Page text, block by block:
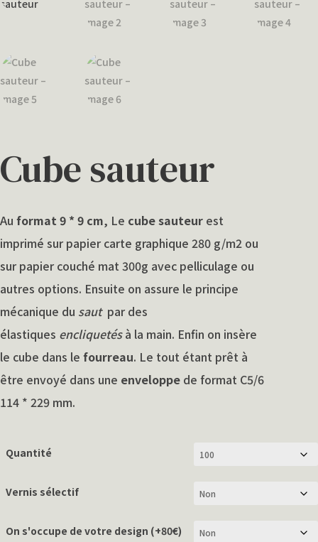
Cube sauteur
Au format 9 * 9 cm, Le cube sauteur est
imprimé sur papier carte graphique 280 g/m2 ou
sur papier couché mat 300g avec pelliculage ou
autres options. Ensuite on assure le principe
mécanique du sautpar des
élastiques encliquetésà la main. Enfin on insère
le cube dans le fourreau. Le tout étant prêt à
être envoyé dans une enveloppe de format C5/6
114 * 229 mm.
Quantité
Vernis sélectif
On s'occupe de votre design (+80€)